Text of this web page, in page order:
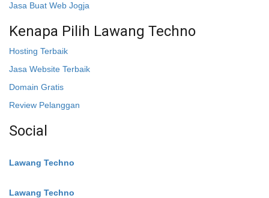
Jasa Buat Web Jogja
Kenapa Pilih Lawang Techno
Hosting Terbaik
Jasa Website Terbaik
Domain Gratis
Review Pelanggan
Social
Lawang Techno
Lawang Techno